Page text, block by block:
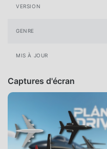
VERSION
GENRE
MIS À JOUR
Captures d'écran